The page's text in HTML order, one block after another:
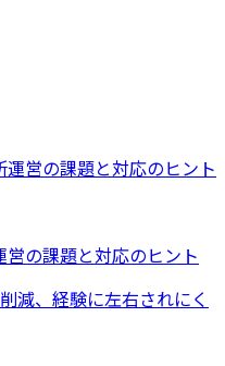
営の課題と対応のヒント